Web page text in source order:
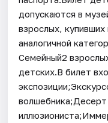
допускаются в
взрослых,
аналогичной
Семейный2
детских.В билет